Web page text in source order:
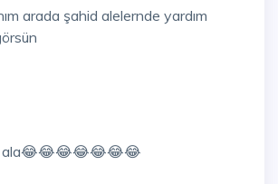
arada şahid alelernde yardım
ala😂😂😂😂😂😂😂